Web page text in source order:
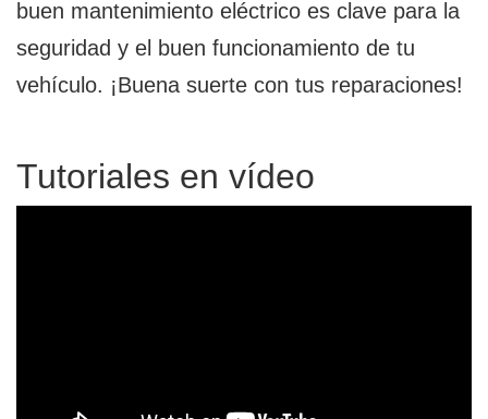
buen mantenimiento eléctrico es clave para la
seguridad y el buen funcionamiento de tu
vehículo. ¡Buena suerte con tus reparaciones!
Tutoriales en vídeo